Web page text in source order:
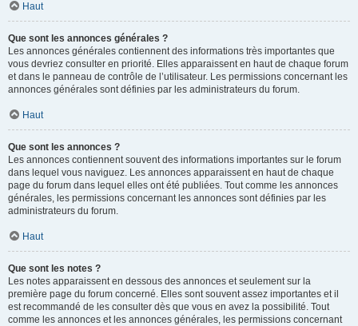
Haut
Que sont les annonces générales ?
Les annonces générales contiennent des informations très importantes que
vous devriez consulter en priorité. Elles apparaissent en haut de chaque forum
et dans le panneau de contrôle de l’utilisateur. Les permissions concernant les
annonces générales sont définies par les administrateurs du forum.
Haut
Que sont les annonces ?
Les annonces contiennent souvent des informations importantes sur le forum
dans lequel vous naviguez. Les annonces apparaissent en haut de chaque
page du forum dans lequel elles ont été publiées. Tout comme les annonces
générales, les permissions concernant les annonces sont définies par les
administrateurs du forum.
Haut
Que sont les notes ?
Les notes apparaissent en dessous des annonces et seulement sur la
première page du forum concerné. Elles sont souvent assez importantes et il
est recommandé de les consulter dès que vous en avez la possibilité. Tout
comme les annonces et les annonces générales, les permissions concernant